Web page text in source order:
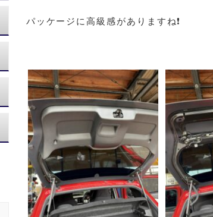
パッケージに高級感がありますね❗